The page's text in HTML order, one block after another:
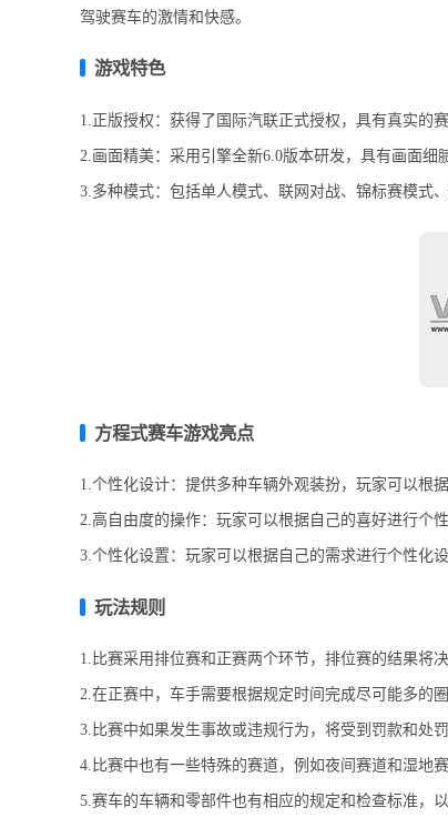
驾驶赛车的激情和快感。
游戏特色
1.正版授权：获得了国际汽联正式授权，具有真实的
2.画面精美：采用引擎全新6.0版本研发，具有画面细
3.多种模式：包括单人模式、联网对战、锦标赛模式
方程式赛车游戏亮点
1.个性化设计：提供多种车辆外观装扮，玩家可以根
2.高自由度的操作：玩家可以根据自己的喜好进行个
3.个性化设置：玩家可以根据自己的需求进行个性化
玩法规则
1.比赛采用排位赛和正赛两个环节，排位赛的结果将
2.在正赛中，车手需要根据规定时间完成尽可能多的
3.比赛中如果发生事故或违规行为，将受到罚款和处罚
4.比赛中也有一些特殊的赛道，例如夜间赛道和湿地
5.赛车的车辆和零部件也有相应的规定和检查标准，